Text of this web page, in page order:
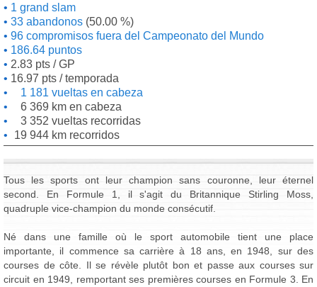
1 grand slam
33 abandonos (50.00 %)
96 compromisos fuera del Campeonato del Mundo
186.64 puntos
2.83 pts / GP
16.97 pts / temporada
1 181 vueltas en cabeza
6 369 km en cabeza
3 352 vueltas recorridas
19 944 km recorridos
Tous les sports ont leur champion sans couronne, leur éternel
second. En Formule 1, il s'agit du Britannique Stirling Moss,
quadruple vice-champion du monde consécutif.
Né dans une famille où le sport automobile tient une place
importante, il commence sa carrière à 18 ans, en 1948, sur des
courses de côte. Il se révèle plutôt bon et passe aux courses sur
circuit en 1949, remportant ses premières courses en Formule 3. En